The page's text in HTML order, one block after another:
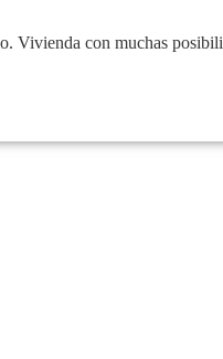
Vivienda con muchas